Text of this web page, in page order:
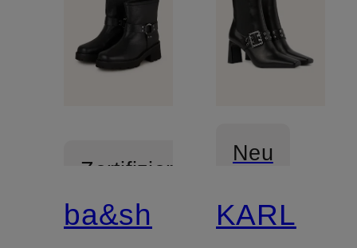
Zertifiziert
ba&sh
Neu
KARL